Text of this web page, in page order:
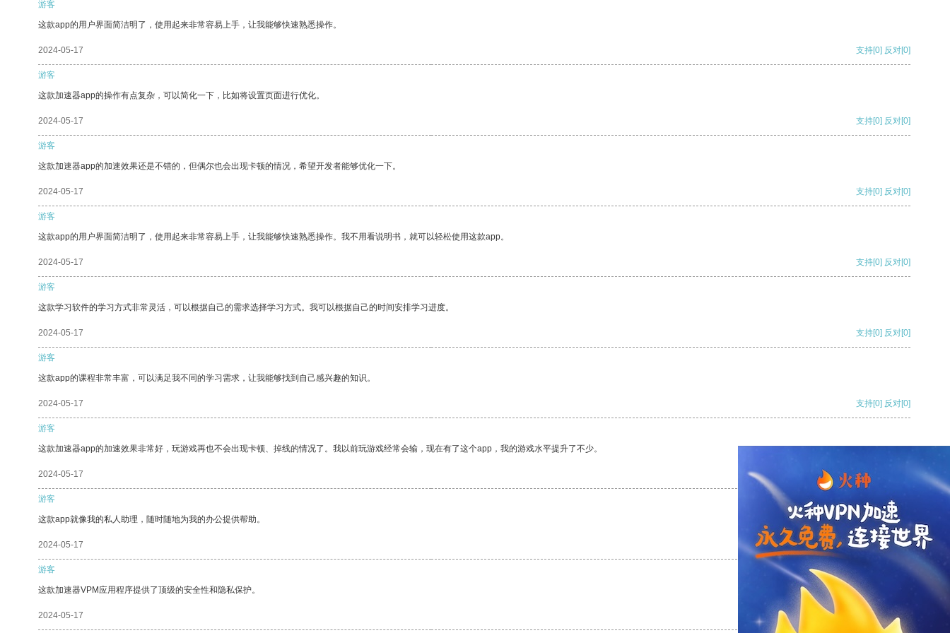
游客
这款app的用户界面简洁明了，使用起来非常容易上手，让我能够快速熟悉操作。
2024-05-17 支持[0] 反对[0]
游客
这款加速器app的操作有点复杂，可以简化一下，比如将设置页面进行优化。
2024-05-17 支持[0] 反对[0]
游客
这款加速器app的加速效果还是不错的，但偶尔也会出现卡顿的情况，希望开发者能够优化一下。
2024-05-17 支持[0] 反对[0]
游客
这款app的用户界面简洁明了，使用起来非常容易上手，让我能够快速熟悉操作。我不用看说明书，就可以轻松使用这款app。
2024-05-17 支持[0] 反对[0]
游客
这款学习软件的学习方式非常灵活，可以根据自己的需求选择学习方式。我可以根据自己的时间安排学习进度。
2024-05-17 支持[0] 反对[0]
游客
这款app的课程非常丰富，可以满足我不同的学习需求，让我能够找到自己感兴趣的知识。
2024-05-17 支持[0] 反对[0]
游客
这款加速器app的加速效果非常好，玩游戏再也不会出现卡顿、掉线的情况了。我以前玩游戏经常会输，现在有了这个app，我的游戏水平提升了不少。
2024-05-17 支持
游客
这款app就像我的私人助理，随时随地为我的办公提供帮助。
2024-05-17 支持[0] 反对[0]
游客
这款加速器VPM应用程序提供了顶级的安全性和隐私保护。
2024-05-17 支持[0] 反对[0]